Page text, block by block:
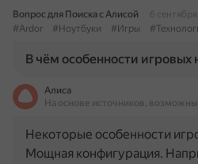
Вопрос для Поиска с Алисой
6 сентября
#Ardor
#Ноутбуки #Игры
В чём особенности игровых
Алиса
На основе источников,
Некоторые особенности
Мощная конфигурация.